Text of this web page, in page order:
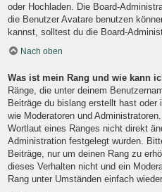
oder Hochladen. Die Board-
die Benutzer Avatare benutzen
kannst, solltest du die Board-
Nach oben
Was ist mein Rang und wie kann
Ränge, die unter deinem
Beiträge du bislang erstellt hast
wie Moderatoren und
Wortlaut eines Ranges nicht direkt
Administration festgelegt wurden.
Beiträge, nur um deinen Rang zu
dieses Verhalten nicht und ein
Rang unter Umständen einfach